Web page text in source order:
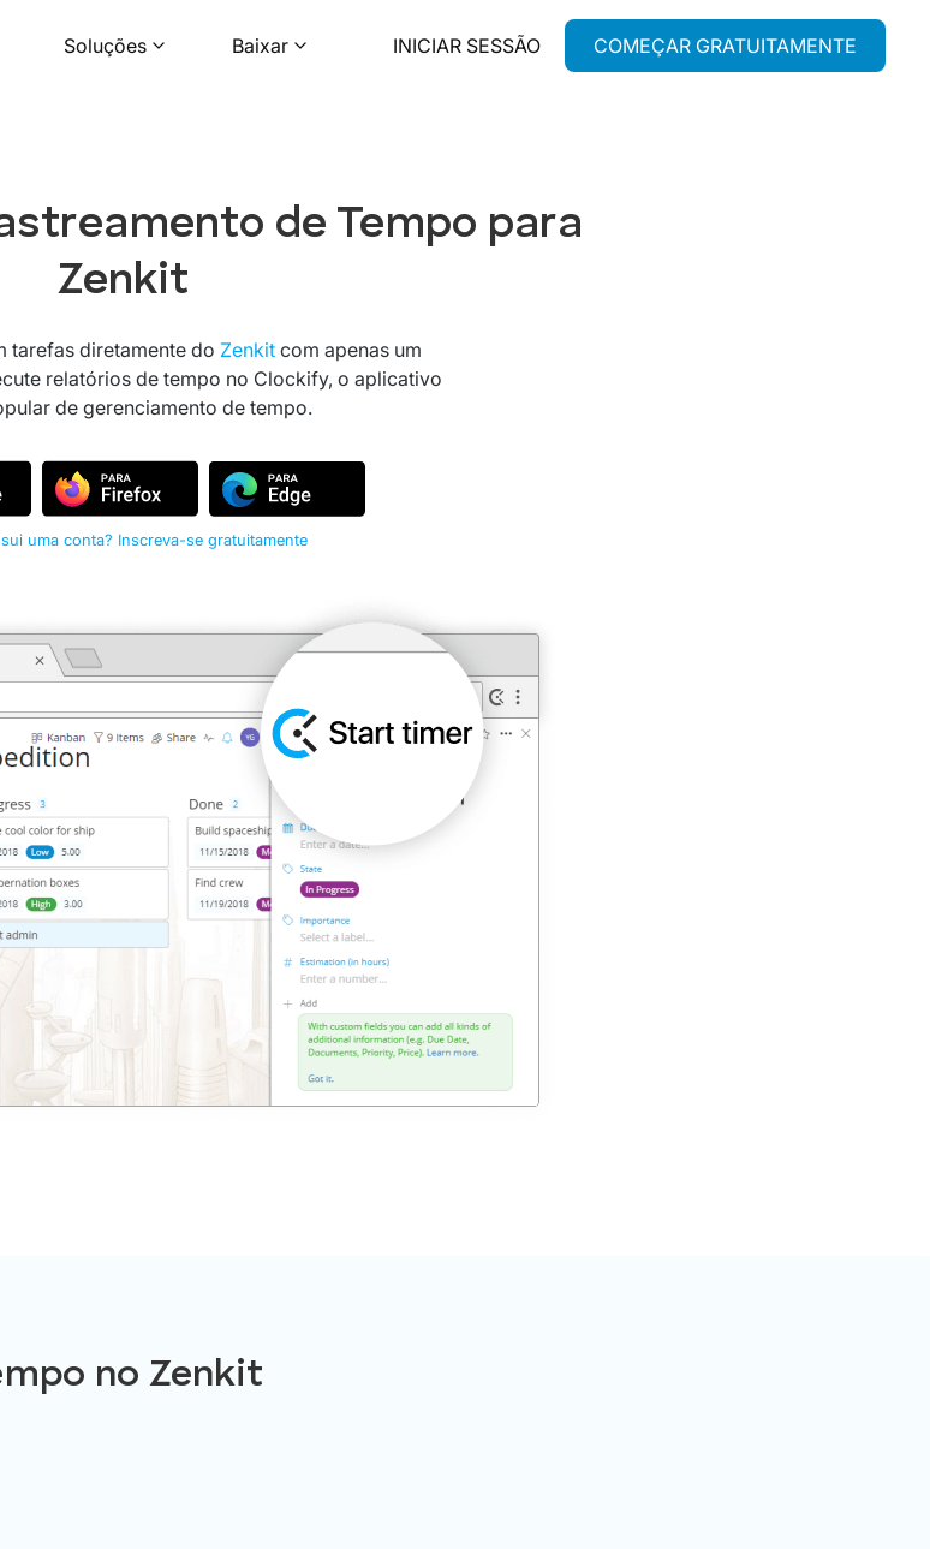
Soluções Baixar INICIAR SESSÃO COMEÇAR GRATUITAMENTE
de Tempo para
Zenkit
tarefas diretamente do Zenkit com apenas um
relatórios de tempo no Clockify, o aplicativo
de gerenciamento de tempo.
uma conta? Inscreva-se gratuitamente
no Zenkit